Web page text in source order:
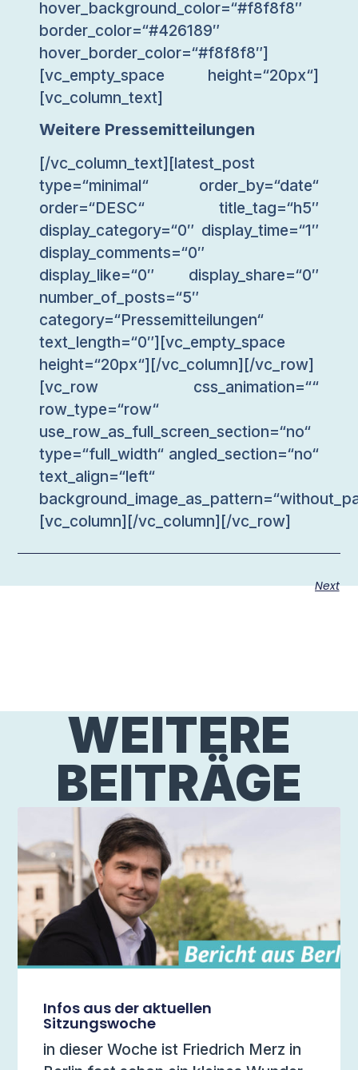
hover_background_color=“#f8f8f8″
border_color=“#426189″
hover_border_color=“#f8f8f8″]
[vc_empty_space height=“20px“]
[vc_column_text]
Weitere Pressemitteilungen
[/vc_column_text][latest_post
type=“minimal“ order_by=“date“
order=“DESC“ title_tag=“h5″
display_category=“0″ display_time=“1″
display_comments=“0″
display_like=“0″ display_share=“0″
number_of_posts=“5″
category=“Pressemitteilungen“
text_length=“0″][vc_empty_space
height=“20px“][/vc_column][/vc_row]
[vc_row css_animation=““
row_type=“row“
use_row_as_full_screen_section=“no“
type=“full_width“ angled_section=“no“
text_align=“left“
[vc_column][/vc_column][/vc_row]
Next
WEITERE
BEITRÄGE
Infos aus der aktuellen
Sitzungswoche
in dieser Woche ist Friedrich Merz in